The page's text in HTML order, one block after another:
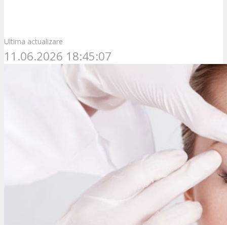
Ultima actualizare
11.06.2026 18:45:07